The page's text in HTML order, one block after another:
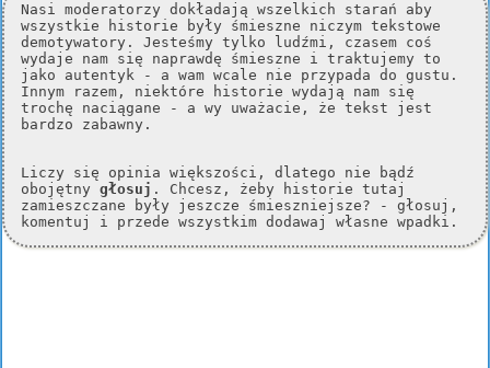
Nasi moderatorzy dokładają wszelkich starań aby
wszystkie historie były śmieszne niczym tekstowe
demotywatory. Jesteśmy tylko ludźmi, czasem coś
wydaje nam się naprawdę śmieszne i traktujemy to
jako autentyk - a wam wcale nie przypada do gustu.
Innym razem, niektóre historie wydają nam się
trochę naciągane - a wy uważacie, że tekst jest
bardzo zabawny.
Liczy się opinia większości, dlatego nie bądź
obojętny głosuj . Chcesz, żeby historie tutaj
zamieszczane były jeszcze śmieszniejsze? - głosuj,
komentuj i przede wszystkim dodawaj własne wpadki.